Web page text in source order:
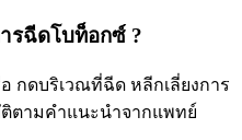
รฉีดโบท็อกซ์ ?
กดบริเวณที่ฉีด หลีกเลี่ยงการ
ตามคำแนะนำจากแพทย์